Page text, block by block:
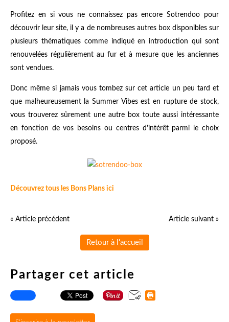
Profitez en si vous ne connaissez pas encore Sotrendoo pour
découvrir leur site, il y a de nombreuses autres box disponibles sur
plusieurs thématiques comme indiqué en introduction qui sont
renouvelées régulièrement au fur et à mesure que les anciennes
sont vendues.
Donc même si jamais vous tombez sur cet article un peu tard et
que malheureusement la Summer Vibes est en rupture de stock,
vous trouverez sûrement une autre box toute aussi intéressante
en fonction de vos besoins ou centres d'intérêt parmi le choix
proposé.
Découvrez tous les Bons Plans ici
« Article précédent Article suivant »
Retour à l'accueil
Partager cet article